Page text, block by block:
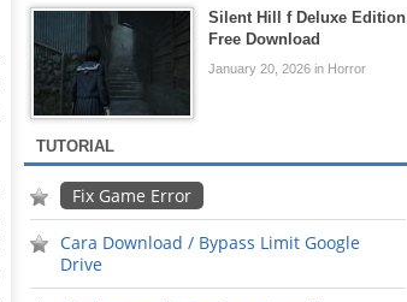
Silent Hill f Deluxe Edition
Free Download
January 20, 2026 in Horror
TUTORIAL
Fix Game Error
Cara Download / Bypass Limit Google
Drive